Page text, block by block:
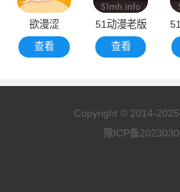
欲漫涩
查看
51动漫老版
查看
Copyright © 2014-
豫ICP备